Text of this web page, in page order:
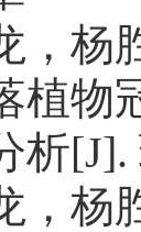
，杨
植物
析[J].
，杨